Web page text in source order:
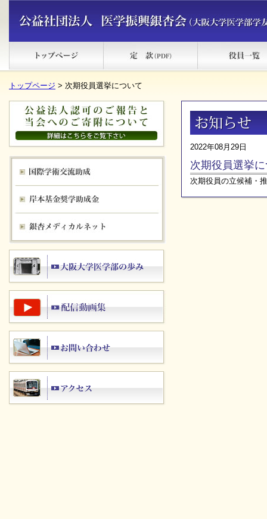
トップページ > 次期役員選挙について
2022年08月29日
次期役員選挙
次期役員の立候補・